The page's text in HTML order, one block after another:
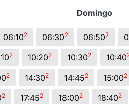
Domingo
06:102 06:302 06:502
2 10:202 10:302 10:40
2 14:302 14:452 15:002
2 17:452 18:002 18:402